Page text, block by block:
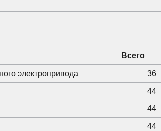
Всего
электропривода 36
44
44
44